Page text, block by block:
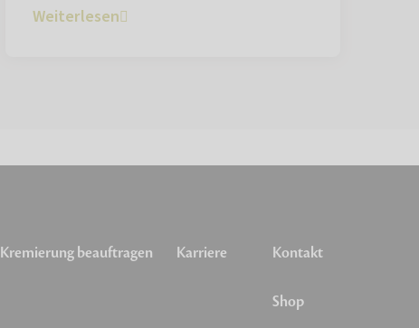
Weiterlesen
Kremierung beauftragen Karriere Kontakt
Shop